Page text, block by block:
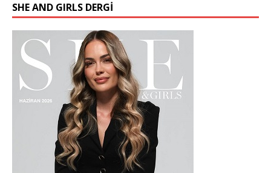
SHE AND GIRLS DERGİ